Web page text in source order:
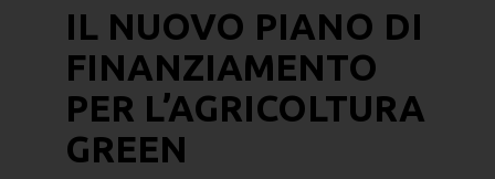
IL NUOVO PIANO DI
FINANZIAMENTO
PER L’AGRICOLTURA
GREEN